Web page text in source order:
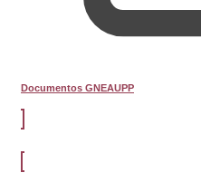
Documentos GNEAUPP